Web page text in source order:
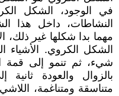
في الوجود، الشكل
النشاطات، داخل هذا
مهما بدا شكلها غير ذلك،
الشكل الكروي. الأشياء
شيء، ثم تنمو إلى قمة
بالزوال والعودة ثانية
متناسقة ومتناغمة،